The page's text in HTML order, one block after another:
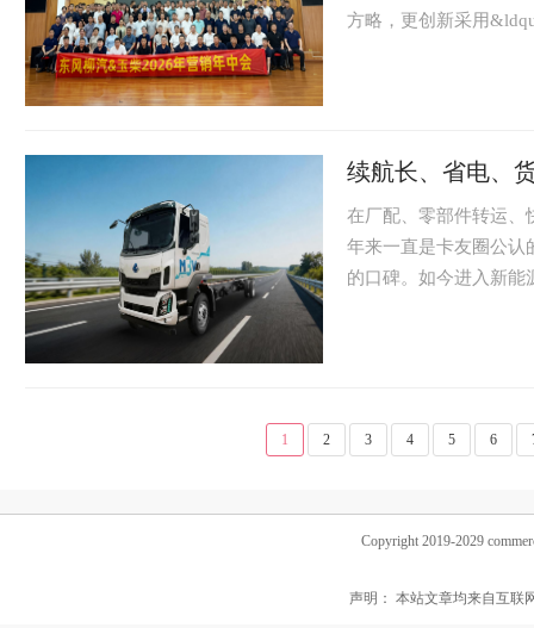
方略，更创新采用
续航长、省电、
在厂配、零部件转运、
年来一直是卡友圈公认
的口碑。如今进入新能
1 2 3 4 5 6
Copyright 2019-2029
声明： 本站文章均来自互联